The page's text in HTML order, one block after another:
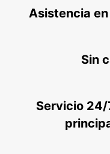
FUKUOKA
TERMINAL
FUKUOKA
TERMINAL
Asistencia
Sin
Servicio 24/